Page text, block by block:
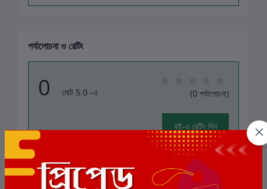
পর্যালোচনা ও রেটিং
0 মোট 5.0 -এ (0 পর্যালোচনা)
বই-এ রেটিং দিন
এই বইয়ের জন্য এখনও কোন পর্যালোচনা নেই